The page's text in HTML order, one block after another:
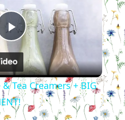
Play
Video
Tea Creamers + BIG